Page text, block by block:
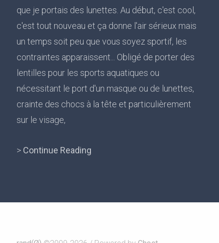
que je portais des lunettes. Au début, c'est cool,
c'est tout nouveau et ça donne l'air sérieux mais
un temps soit peu que vous soyez sportif, les
contraintes apparaissent... Obligé de porter des
lentilles pour les sports aquatiques ou
nécessitant le port d'un masque ou de lunettes,
crainte des chocs à la tête et particulièrement
sur le visage,
> Continue Reading